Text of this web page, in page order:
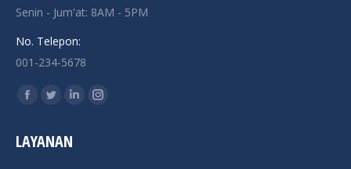
Senin - Jum'at: 8AM - 5PM
No. Telepon:
001-234-5678
Find us on:
Facebook
opens
Twitter
opens
LinkedinInstagram
LAYANAN